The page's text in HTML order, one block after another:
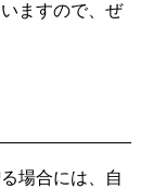
ますので、ぜ
場合には、自